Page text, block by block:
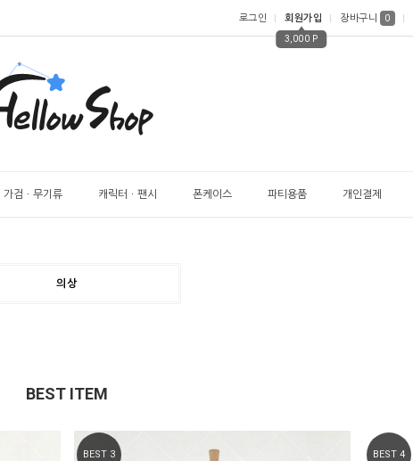
로그인 회원가입
3,000 P
장바구니 0
가검ㆍ무기류 캐릭터ㆍ팬시 폰케이스 파티용품 개인결제
의상
BEST ITEM
BEST 3 BEST 4